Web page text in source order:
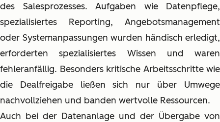
des Salesprozesses. Aufgaben wie Datenpflege,
spezialisiertes Reporting, Angebotsmanagement
oder Systemanpassungen wurden händisch erledigt,
erforderten spezialisiertes Wissen und waren
fehleranfällig. Besonders kritische Arbeitsschritte wie
die Dealfreigabe ließen sich nur über Umwege
nachvollziehen und banden wertvolle Ressourcen.
Auch bei der Datenanlage und der Übergabe von